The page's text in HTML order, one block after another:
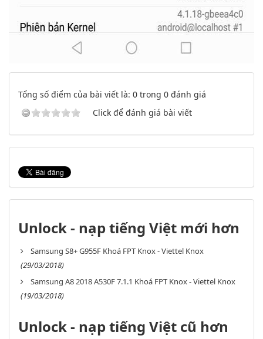
Tổng số điểm của bài viết là: 0 trong 0 đánh giá
Click để đánh giá bài viết
Unlock - nạp tiếng Việt mới hơn
Samsung S8+ G955F Khoá FPT Knox - Viettel Knox
(29/03/2018)
Samsung A8 2018 A530F 7.1.1 Khoá FPT Knox - Viettel Knox
(19/03/2018)
Unlock - nạp tiếng Việt cũ hơn